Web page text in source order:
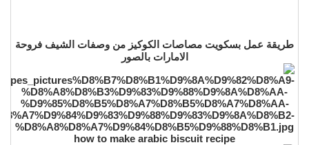
طريقة عمل بسكويت مصاصات الكوكيز من وصفات الشيف فروحة
الامارات بالصور
how to make arabic biscuit recipe